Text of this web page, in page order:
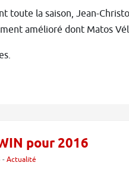
toute la saison, Jean-
amélioré dont Matos
pour 2016
- Actualité